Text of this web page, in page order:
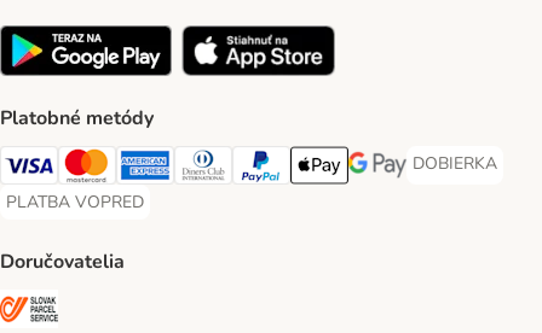
Platobné metódy
Visa Payment Method
Mastercard Payment Method
American Express Payment Method
Diners Club Payment Method
PayPal Payment Method
Apple Pay Payment Method
Google Pay Payment
DOBIERKA
DOBIERKA
PLATBA VOPRED
PLATBA VOPRED Payment Method
Doručovatelia